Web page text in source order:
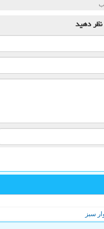
نظر دهید
سبز